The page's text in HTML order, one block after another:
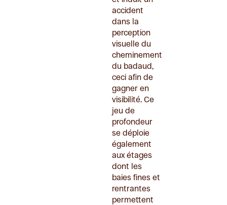
accident
dans la
perception
visuelle du
cheminement
du badaud,
ceci afin de
gagner en
visibilité. Ce
jeu de
profondeur
se déploie
également
aux étages
dont les
baies fines et
rentrantes
permettent